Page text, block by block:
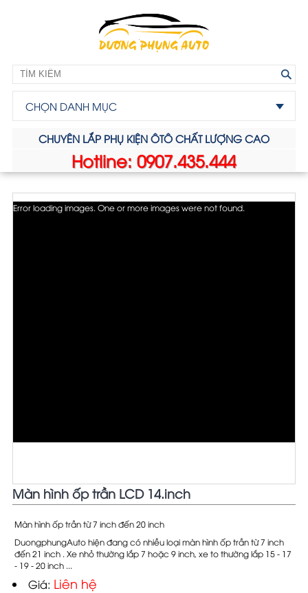
CHỌN DANH MỤC
CHUYÊN LẮP PHỤ KIỆN ÔTÔ CHẤT LƯỢNG CAO
Hotline: 0907.435.444
Error loading images. One or more images were not found.
Màn hình ốp trần LCD 14.inch
Màn hình ốp trần từ 7 inch đến 20 inch
DuongphungAuto hiện đang có nhiều loại màn hình ốp trần từ 7 inch
đến 21 inch . Xe nhỏ thường lắp 7 hoặc 9 inch, xe to thường lắp 15 - 17
- 19 - 20 inch ...
Giá: Liên hệ